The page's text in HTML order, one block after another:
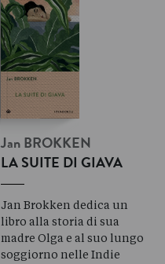
Jan BROKKEN
LA SUITE DI GIAVA
Jan Brokken dedica un
libro alla storia di sua
madre Olga e al suo lungo
soggiorno nelle Indie